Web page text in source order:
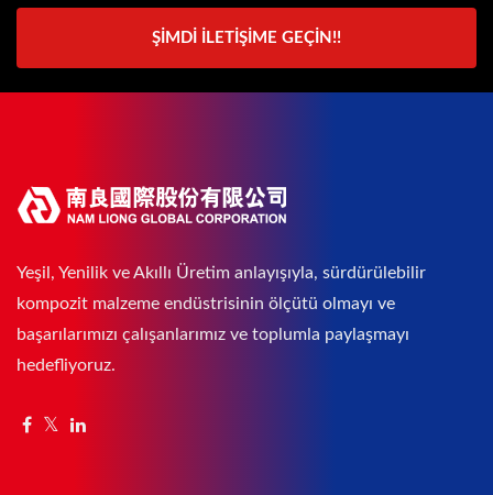
ŞIMDI İLETIŞIME GEÇIN!!
Yeşil, Yenilik ve Akıllı Üretim anlayışıyla, sürdürülebilir
kompozit malzeme endüstrisinin ölçütü olmayı ve
başarılarımızı çalışanlarımız ve toplumla paylaşmayı
hedefliyoruz.